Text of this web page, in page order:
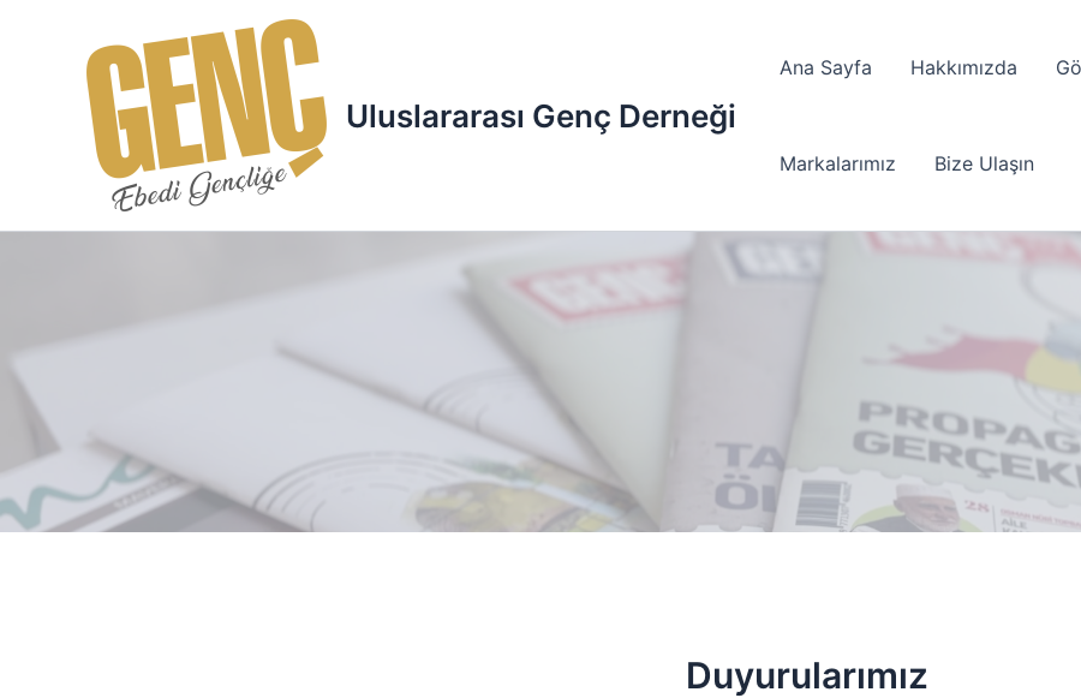
Uluslararası Genç Derneği
Ana Sayfa Hakkımızda
Markalarımız Bize Ulaşın
Duyurularımız